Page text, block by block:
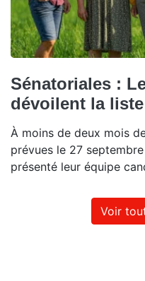
Sénatoriales :
dévoilent la
À moins de deux mois
prévues le 27
présenté leur équipe
Voir